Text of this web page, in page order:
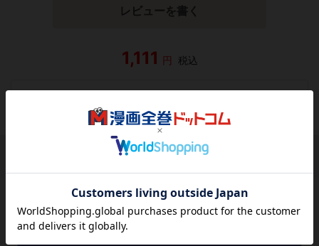
レビューを書く
1,111 円 税込
シェアする